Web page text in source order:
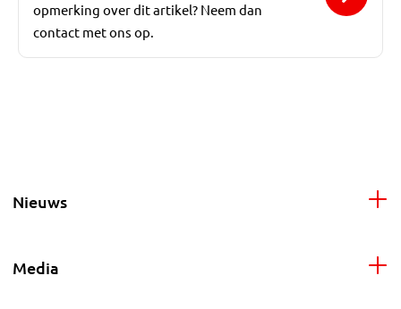
opmerking over dit artikel? Neem dan
contact met ons op.
Nieuws
Media